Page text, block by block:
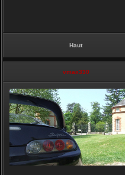
Haut
vmax330